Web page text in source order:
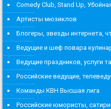
Comedy Club, Stand Up,
Артисты мюзиклов
Блогеры, звезды интернета,
Ведущие и шеф повара
Ведущие праздников, услуги
Российские ведущие,
Команды КВН Высшая лига
Российские юмористы,